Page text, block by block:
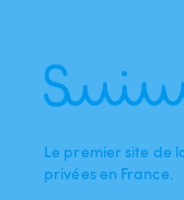
Le premier site de
privées en France.